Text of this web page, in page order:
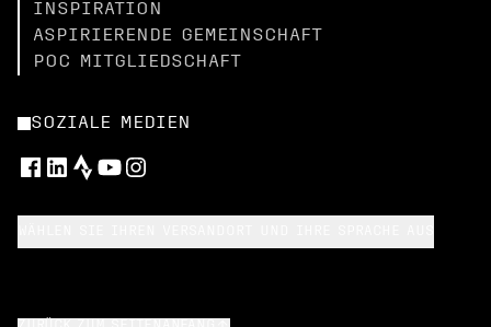
INSPIRATION
ASPIRIERENDE GEMEINSCHAFT
POC MITGLIEDSCHAFT
SOZIALE MEDIEN